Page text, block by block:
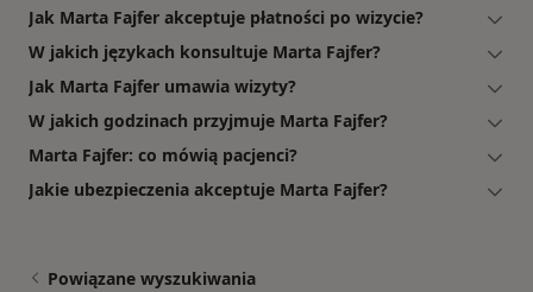
Jak Marta Fajfer akceptuje płatności po wizycie?
W jakich językach konsultuje Marta Fajfer?
Jak Marta Fajfer umawia wizyty?
W jakich godzinach przyjmuje Marta Fajfer?
Marta Fajfer: co mówią pacjenci?
Jakie ubezpieczenia akceptuje Marta Fajfer?
Powiązane wyszukiwania